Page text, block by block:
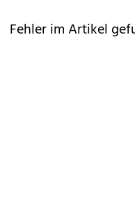
Fehler im Artikel